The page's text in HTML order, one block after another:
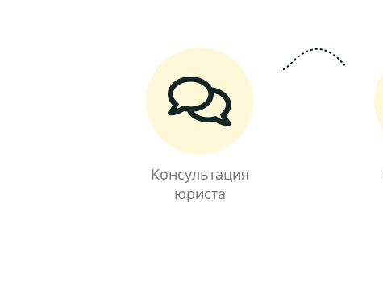
Консультация
юриста